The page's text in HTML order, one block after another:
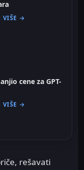
VIŠE →
cene za GPT-
VIŠE →
rešavati